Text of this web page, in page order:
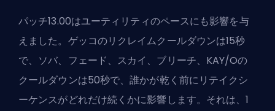
パッチ13.00はユーティリティのペースにも影響を与
えました。ゲッコのリクレイムクールダウンは15秒
で、ソバ、フェード、スカイ、ブリーチ、KAY/Oの
クールダウンは50秒で、誰かが乾く前にリテイクシ
ーケンスがどれだけ続くかに影響します。それは、1